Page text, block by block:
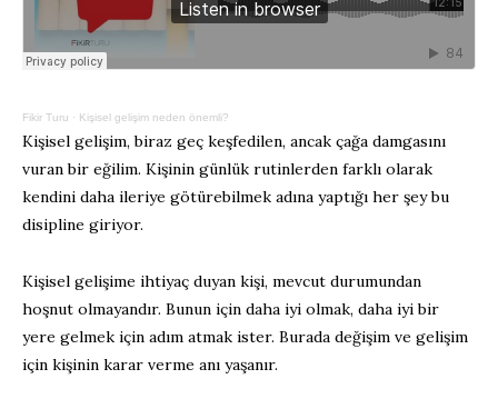
Fikir Turu · Kişisel gelişim neden önemli?
Kişisel gelişim, biraz geç keşfedilen, ancak çağa damgasını
vuran bir eğilim. Kişinin günlük rutinlerden farklı olarak
kendini daha ileriye götürebilmek adına yaptığı her şey bu
disipline giriyor.
Kişisel gelişime ihtiyaç duyan kişi, mevcut durumundan
hoşnut olmayandır. Bunun için daha iyi olmak, daha iyi bir
yere gelmek için adım atmak ister. Burada değişim ve gelişim
için kişinin karar verme anı yaşanır.